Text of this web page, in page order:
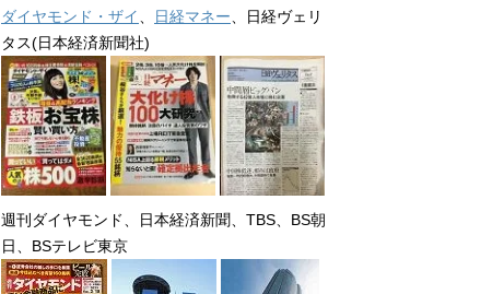
ダイヤモンド・ザイ
日経マネー 、日経ヴェリ
タス(日本経済新聞社)
週刊ダイヤモンド、日本経済新聞、TBS、BS朝
日、BSテレビ東京